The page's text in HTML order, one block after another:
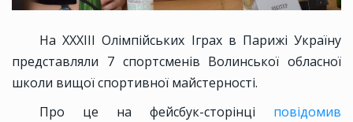
На XXXIII Олімпійських Іграх в Парижі Україну
представляли 7 спортсменів Волинської обласної
школи вищої спортивної майстерності.
Про це на фейсбук-сторінці повідомив